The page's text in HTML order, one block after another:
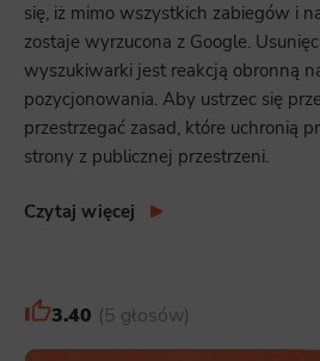
Analytics
Scripts and data used to collect information to analyze site traffic and
site, and to create aggregate demographic statistics about users.
to measure the effectiveness of actions taken and content presented.
websites, profile the user, providing him or her with the marketing,
appropriate.
się, iż mimo wszystkich zabiegów i
zostaje wyrzucona z Google.
wyszukiwarki jest reakcją obronną
pozycjonowania. Aby ustrzec się
przestrzegać zasad, które uchronią
strony z publicznej przestrzeni.
Czytaj więcej
3.40 5 głosów